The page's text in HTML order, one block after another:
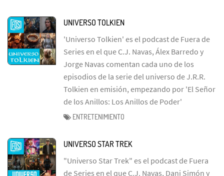
UNIVERSO TOLKIEN
'Universo Tolkien' es el podcast de Fuera de
Series en el que C.J. Navas, Álex Barredo y
Jorge Navas comentan cada uno de los
episodios de la serie del universo de J.R.R.
Tolkien en emisión, empezando por 'El Señor
de los Anillos: Los Anillos de Poder'
ENTRETENIMIENTO
UNIVERSO STAR TREK
"Universo Star Trek" es el podcast de Fuera
de Series en el que C.J. Navas, Dani Simón y